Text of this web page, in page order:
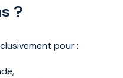
?
pour :